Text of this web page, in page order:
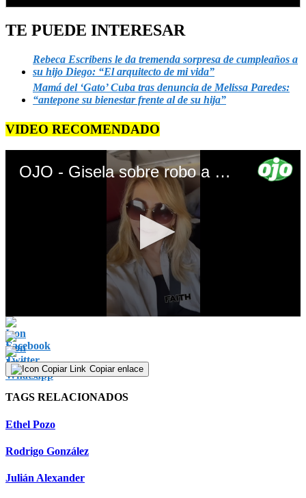
TE PUEDE INTERESAR
Rebeca Escribens le da tremenda sorpresa de cumpleaños a
su hijo Diego: “El arquitecto de mi vida”
Mamá del ‘Gato’ Cuba tras denuncia de Melissa Paredes:
“antepone su bienestar frente al de su hija”
VIDEO RECOMENDADO
OJO - Gisela sobre robo a Ethel Pozo
0
seconds
of
41
seconds
Copiar enlace
TAGS RELACIONADOS
Ethel Pozo
Rodrigo González
Julián Alexander